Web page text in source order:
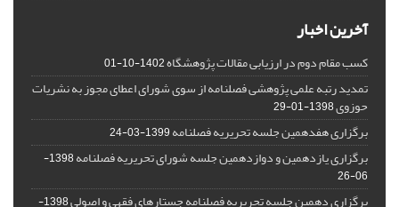
آخرین اخبار
کسب مقام دوم در ارزیابی مقالات پژوهشگاه1402-10-01
تمدید رتبه علمی پژوهشی فصلنامه از سوی شورای اعطای مجوز به نشریات
حوزوی1398-01-29
برگزاری هفدهمین جلسه تحریریه فصلنامه1399-03-24
برگزاری یازدهمین و دوازدهمین جلسه شورای تحریریه فصلنامه
1398-
06-26
برگزاری دهمین جلسه تحریریه فصلنامه جستارهای فقهی و اصولی 1398-